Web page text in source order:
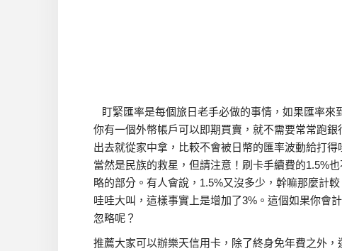
盯緊匯率是每個旅日老手必做的事情，如果匯率來
你有一個外幣帳戶可以即期買賣，就不需要常常跑
出去就從家中拿，比較不會被日幣的匯率波動給打
當然是民族的救星，但請注意！刷卡手續費的1.5%
略的部分。 有人會說，1.5%又沒多少，幹嘛那麼計
哇哇大叫，這樣事實上是增加了3%。這個如果你會
忽略呢？
推薦大家可以辦樂天信用卡，除了終身免年費之外